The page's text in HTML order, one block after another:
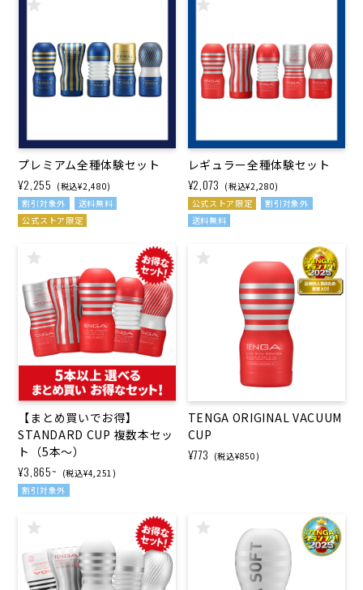
プレミアム全種体験セット
¥2,255 (税込¥2,480)
割引対象外
送料無料
公式ストア限定
レギュラー全種体験セット
¥2,073 (税込¥2,280)
公式ストア限定
割引対象外
送料無料
【まとめ買いで​お得】
STANDARD CUP 複数本セッ
ト​（5本～）
¥3,865~ (税込¥4,251)
割引対象外
TENGA ORIGINAL VACUUM
CUP
¥773 (税込¥850)